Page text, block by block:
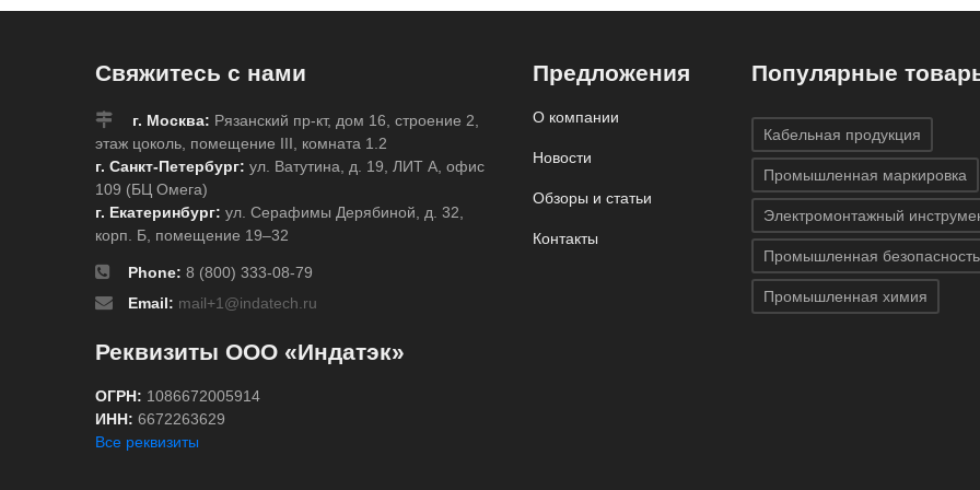
Свяжитесь с нами
г. Москва: Рязанский пр-кт, дом 16, строение 2,
этаж цоколь, помещение III, комната 1.2
г. Санкт-Петербург: ул. Ватутина, д. 19, ЛИТ А, офис
109 (БЦ Омега)
г. Екатеринбург: ул. Серафимы Дерябиной, д. 32,
корп. Б, помещение 19–32
Phone: 8 (800) 333-08-79
Email: mail+1@indatech.ru
Реквизиты ООО «Индатэк»
ОГРН: 1086672005914
ИНН: 6672263629
Все реквизиты
Предложения
О компании
Новости
Обзоры и статьи
Контакты
Популярные
Кабельная продукция
Промышленная маркировка
Электромонтажный
Промышленная безопасность
Промышленная химия